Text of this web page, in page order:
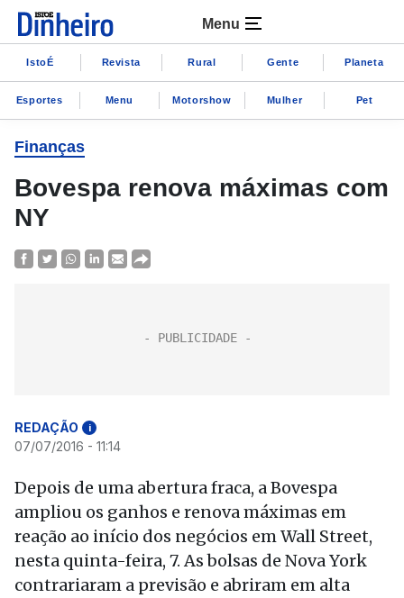
Menu
IstoÉ Revista Rural Gente Planeta
Esportes Menu Motorshow Mulher Pet
Finanças
Bovespa renova máximas com
NY
REDAÇÃO i
07/07/2016 - 11:14
Depois de uma abertura fraca, a Bovespa
ampliou os ganhos e renova máximas em
reação ao início dos negócios em Wall Street,
nesta quinta-feira, 7. As bolsas de Nova York
contrariaram a previsão e abriram em alta